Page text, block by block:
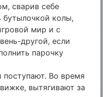
сварив себе
бутылочкой колы,
мир и с
другой, если
парочку
поступают. Во время
вытягивают за